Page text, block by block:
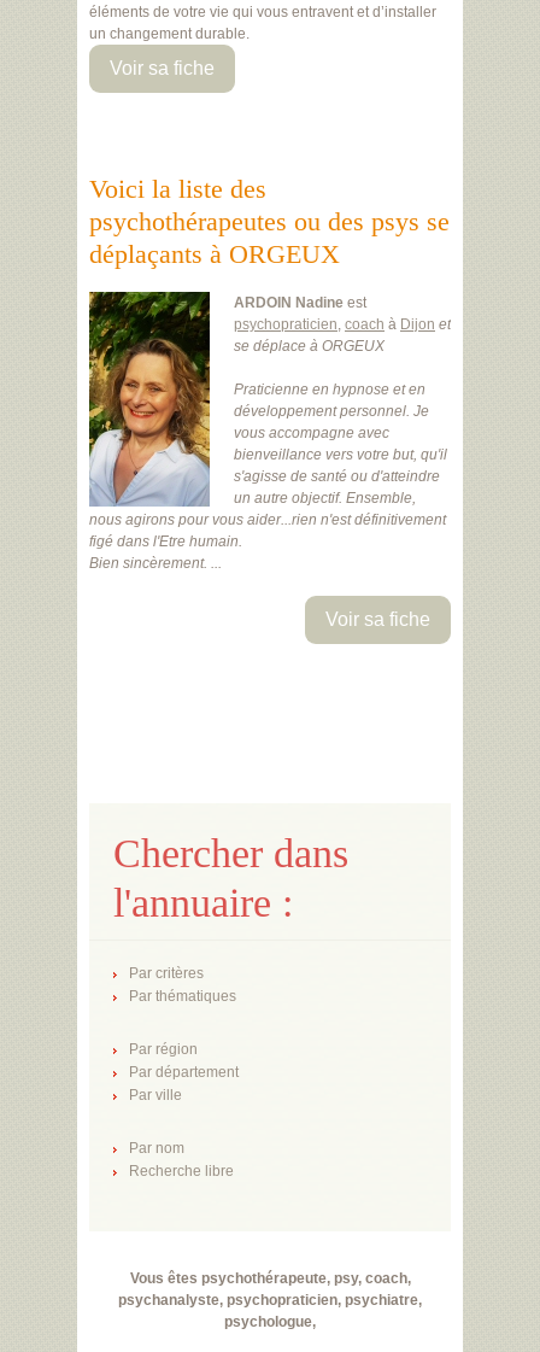
éléments de votre vie qui vous entravent et d’installer
un changement durable.
Voir sa fiche
Voici la liste des
psychothérapeutes ou des psys se
déplaçants à ORGEUX
ARDOIN Nadine est
psychopraticien, coach à Dijon et
se déplace à ORGEUX
Praticienne en hypnose et en
développement personnel. Je
vous accompagne avec
bienveillance vers votre but, qu'il
s'agisse de santé ou d'atteindre
un autre objectif. Ensemble,
nous agirons pour vous aider...rien n'est définitivement
figé dans l'Etre humain.
Bien sincèrement. ...
Voir sa fiche
Chercher dans
l'annuaire :
Par critères
Par thématiques
Par région
Par département
Par ville
Par nom
Recherche libre
Vous êtes psychothérapeute, psy, coach,
psychanalyste, psychopraticien, psychiatre,
psychologue,